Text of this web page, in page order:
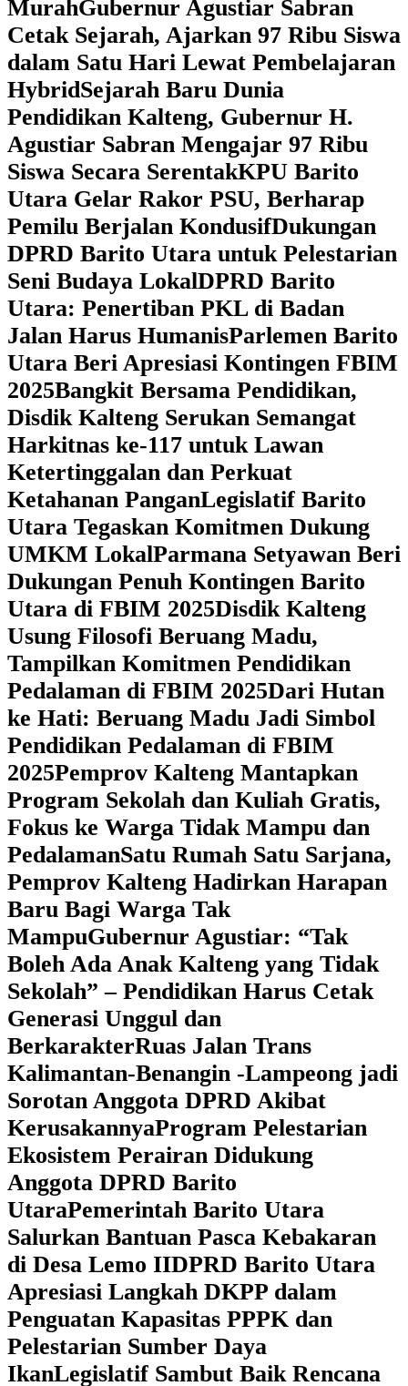
MurahGubernur Agustiar Sabran
Cetak Sejarah, Ajarkan 97 Ribu Siswa
dalam Satu Hari Lewat Pembelajaran
HybridSejarah Baru Dunia
Pendidikan Kalteng, Gubernur H.
Agustiar Sabran Mengajar 97 Ribu
Siswa Secara SerentakKPU Barito
Utara Gelar Rakor PSU, Berharap
Pemilu Berjalan KondusifDukungan
DPRD Barito Utara untuk Pelestarian
Seni Budaya LokalDPRD Barito
Utara: Penertiban PKL di Badan
Jalan Harus HumanisParlemen Barito
Utara Beri Apresiasi Kontingen FBIM
2025‎Bangkit Bersama Pendidikan,
Disdik Kalteng Serukan Semangat
Harkitnas ke-117 untuk Lawan
Ketertinggalan dan Perkuat
Ketahanan PanganLegislatif Barito
Utara Tegaskan Komitmen Dukung
UMKM LokalParmana Setyawan Beri
Dukungan Penuh Kontingen Barito
Utara di FBIM 2025Disdik Kalteng
Usung Filosofi Beruang Madu,
Tampilkan Komitmen Pendidikan
Pedalaman di FBIM 2025‎Dari Hutan
ke Hati: Beruang Madu Jadi Simbol
Pendidikan Pedalaman di FBIM
2025‎Pemprov Kalteng Mantapkan
Program Sekolah dan Kuliah Gratis,
Fokus ke Warga Tidak Mampu dan
Pedalaman‎Satu Rumah Satu Sarjana,
Pemprov Kalteng Hadirkan Harapan
Baru Bagi Warga Tak
Mampu‎Gubernur Agustiar: “Tak
Boleh Ada Anak Kalteng yang Tidak
Sekolah” – Pendidikan Harus Cetak
Generasi Unggul dan
BerkarakterRuas Jalan Trans
Kalimantan-Benangin -Lampeong jadi
Sorotan Anggota DPRD Akibat
KerusakannyaProgram Pelestarian
Ekosistem Perairan Didukung
Anggota DPRD Barito
UtaraPemerintah Barito Utara
Salurkan Bantuan Pasca Kebakaran
di Desa Lemo IIDPRD Barito Utara
Apresiasi Langkah DKPP dalam
Penguatan Kapasitas PPPK dan
Pelestarian Sumber Daya
IkanLegislatif Sambut Baik Rencana